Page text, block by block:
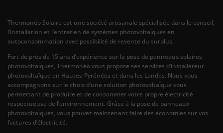
Thermonéo Solaire est une société artisanale spécialisée dans le conseil,
l’installation et l’entretien de systèmes photovoltaïques en
autoconsommation avec possibilité de revente du surplus.
Fort de près de 15 ans d’expérience sur la pose de panneaux solaires
photovoltaïques, Thermonéo vous propose ses services d’installateur
photovoltaïque en Hautes-Pyrénées et dans les Landes. Nous vous
accompagnons sur le choix d’une solution photovoltaïque vous
permettant de produire et de consommer votre propre électricité
respectueuse de l’environnement. Grâce à la pose de panneaux
photovoltaïques, vous pouvez maintenant faire des économies sur vos
factures d’électricité.